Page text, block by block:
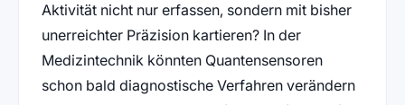
Aktivität nicht nur erfassen, sondern mit bisher
unerreichter Präzision kartieren? In der
Medizintechnik könnten Quantensensoren
schon bald diagnostische Verfahren verändern